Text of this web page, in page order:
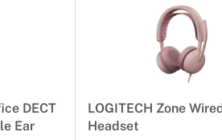
prinášajú tie
Vášho pracovného
rukami vďaka
DECT
Ear
LOGITECH Zone
Headset